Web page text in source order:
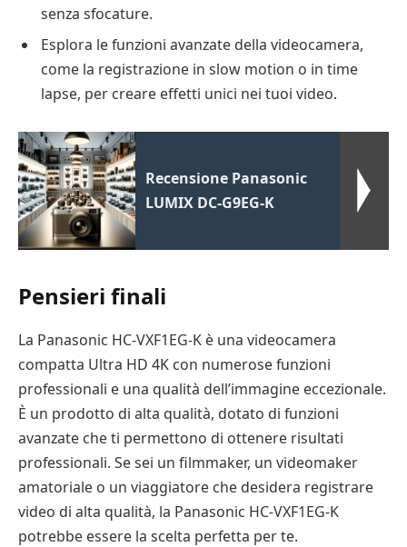
senza sfocature.
Esplora le funzioni avanzate della videocamera,
come la registrazione in slow motion o in time
lapse, per creare effetti unici nei tuoi video.
Recensione Panasonic
LUMIX DC-G9EG-K
Pensieri finali
La Panasonic HC-VXF1EG-K è una videocamera
compatta Ultra HD 4K con numerose funzioni
professionali e una qualità dell’immagine eccezionale.
È un prodotto di alta qualità, dotato di funzioni
avanzate che ti permettono di ottenere risultati
professionali. Se sei un filmmaker, un videomaker
amatoriale o un viaggiatore che desidera registrare
video di alta qualità, la Panasonic HC-VXF1EG-K
potrebbe essere la scelta perfetta per te.